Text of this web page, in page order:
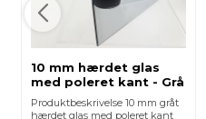
10 mm hærdet glas
med poleret kant - Grå
Produktbeskrivelse 10 mm gråt
hærdet glas med poleret kant